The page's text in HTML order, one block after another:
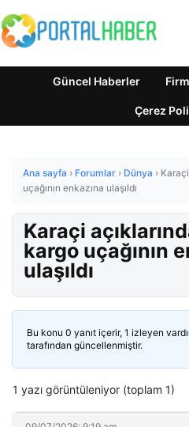
Güncel Haberler
Çerez
Ana sayfa › Forumlar › Dünya ›
uçağının enkazına ulaşıldı
Karaçi
kargo uçağının
ulaşıldı
Bu konu 0 yanıt içerir, 1 izleyen
tarafından güncellenmiştir.
1 yazı görüntüleniyor (toplam 1)